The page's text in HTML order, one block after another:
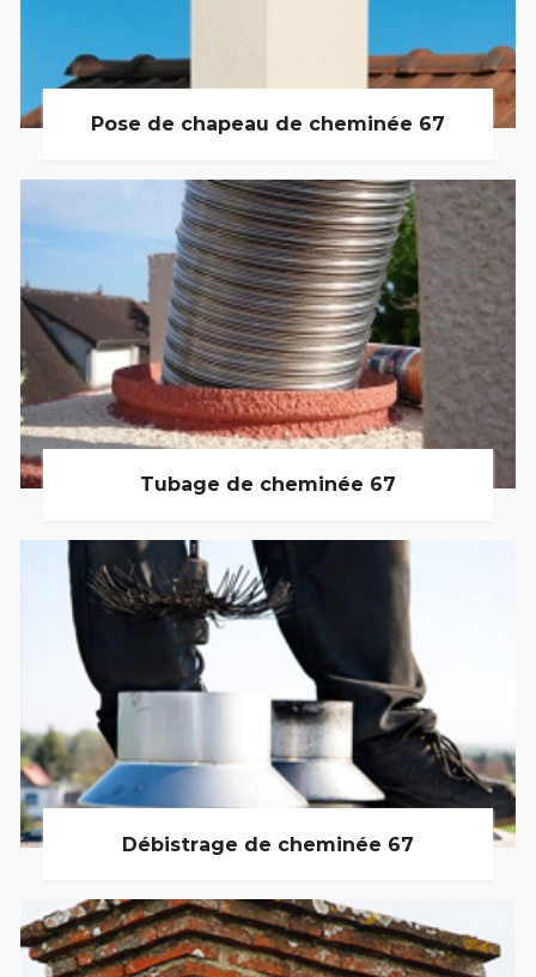
Pose de chapeau de cheminée 67
Tubage de cheminée 67
Débistrage de cheminée 67